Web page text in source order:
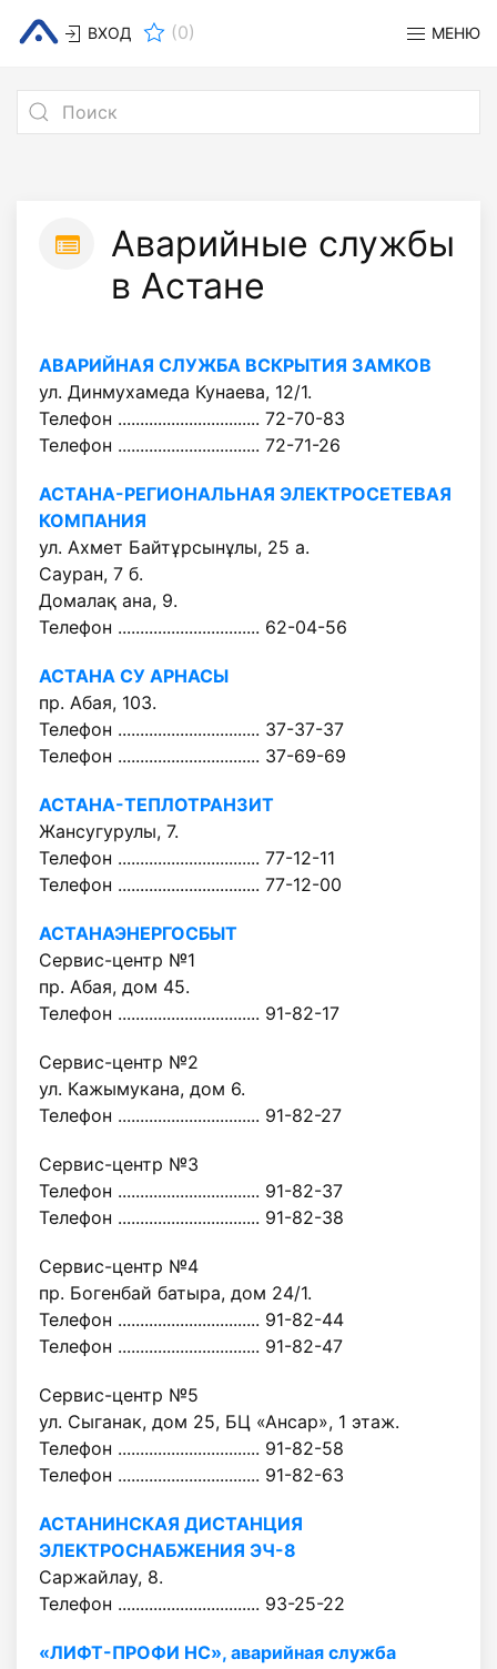
ВХОД (0) МЕНЮ
Аварийные службы
в Астане
АВАРИЙНАЯ СЛУЖБА ВСКРЫТИЯ ЗАМКОВ
ул. Динмухамеда Кунаева, 12/1.
Телефон ................................ 72-70-83
Телефон ................................ 72-71-26
АСТАНА-РЕГИОНАЛЬНАЯ ЭЛЕКТРОСЕТЕВАЯ
КОМПАНИЯ
ул. Ахмет Байтұрсынұлы, 25 а.
Сауран, 7 б.
Домалақ ана, 9.
Телефон ................................ 62-04-56
АСТАНА СУ АРНАСЫ
пр. Абая, 103.
Телефон ................................ 37-37-37
Телефон ................................ 37-69-69
АСТАНА-ТЕПЛОТРАНЗИТ
Жансугурулы, 7.
Телефон ................................ 77-12-11
Телефон ................................ 77-12-00
АСТАНАЭНЕРГОСБЫТ
Сервис-центр №1
пр. Абая, дом 45.
Телефон ................................ 91-82-17
Сервис-центр №2
ул. Кажымукана, дом 6.
Телефон ................................ 91-82-27
Сервис-центр №3
Телефон ................................ 91-82-37
Телефон ................................ 91-82-38
Сервис-центр №4
пр. Богенбай батыра, дом 24/1.
Телефон ................................ 91-82-44
Телефон ................................ 91-82-47
Сервис-центр №5
ул. Сыганак, дом 25, БЦ «Ансар», 1 этаж.
Телефон ................................ 91-82-58
Телефон ................................ 91-82-63
АСТАНИНСКАЯ ДИСТАНЦИЯ
ЭЛЕКТРОСНАБЖЕНИЯ ЭЧ-8
Саржайлау, 8.
Телефон ................................ 93-25-22
«ЛИФТ-ПРОФИ НС», аварийная служба